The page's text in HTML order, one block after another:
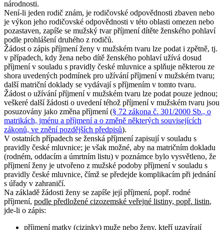
národnosti.
Není-li jeden rodič znám, je rodičovské odpovědnosti zbaven nebo
je výkon jeho rodičovské odpovědnosti v této oblasti omezen nebo
pozastaven, zapíše se mužský tvar příjmení dítěte ženského pohlaví
podle prohlášení druhého z rodičů.
Žádost o zápis příjmení ženy v mužském tvaru lze podat i zpětně, tj.
v případech, kdy žena nebo dítě ženského pohlaví užívá dosud
příjmení v souladu s pravidly české mluvnice a splňuje některou ze
shora uvedených podmínek pro užívání příjmení v mužském tvaru;
další matriční doklady se vydávají s příjmením v tomto tvaru.
Žádost o užívání příjmení v mužském tvaru lze podat pouze jednou;
veškeré další žádosti o uvedení téhož příjmení v mužském tvaru jsou
posuzovány jako změna příjmení (§ 72 zákona č. 301/2000 Sb., o
matrikách, jménu a příjmení a o změně některých souvisejících
zákonů, ve znění pozdějších předpisů).
V ostatních případech se ženská příjmení zapisují v souladu s
pravidly české mluvnice; je však možné, aby na matričním dokladu
(rodném, oddacím a úmrtním listu) v poznámce bylo vysvětleno, že
příjmení ženy je utvořeno z mužské podoby příjmení v souladu s
pravidly české mluvnice, čímž se předejde komplikacím při jednání
s úřady v zahraničí.
Na základě žádosti ženy se zapíše její příjmení, popř. rodné
příjmení, podle předložené cizozemské veřejné listiny, popř. listin,
jde-li o zápis:
příjmení matky (cizinky) muže nebo ženy, kteří uzavírají